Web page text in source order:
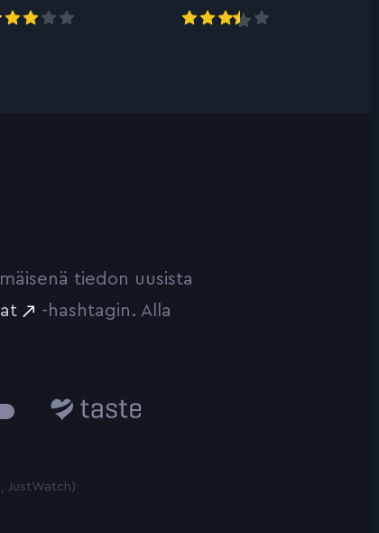
tiedon uusista
-hashtagin. Alla
JustWatch)